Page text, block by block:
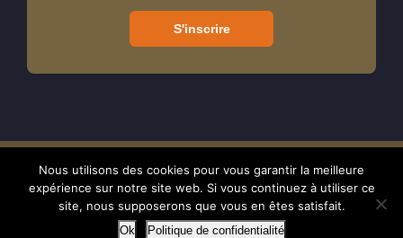
Amarrage ASBL - Association sans but lucratif - N° d'entreprise : 413
714 106 - BE24 7320 0897 1238 - RPM tribunal de Nivelles - © 2024
Nous utilisons des cookies pour vous garantir la meilleure
expérience sur notre site web. Si vous continuez à utiliser ce
site, nous supposerons que vous en êtes satisfait.
Ok Politique de confidentialité